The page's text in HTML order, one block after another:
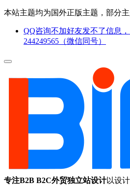
本站主题均为国外正版主题，部分
QQ咨询不加好友发不了信息
244249565（微信同号）
专注B2B B2C外贸独立站设计以设